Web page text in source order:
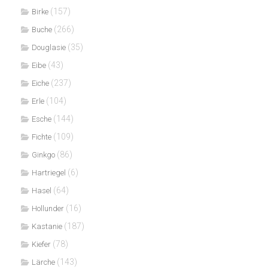
Birke (157)
Buche (266)
Douglasie (35)
Eibe (43)
Eiche (237)
Erle (104)
Esche (144)
Fichte (109)
Ginkgo (86)
Hartriegel (6)
Hasel (64)
Hollunder (16)
Kastanie (187)
Kiefer (78)
Lärche (143)